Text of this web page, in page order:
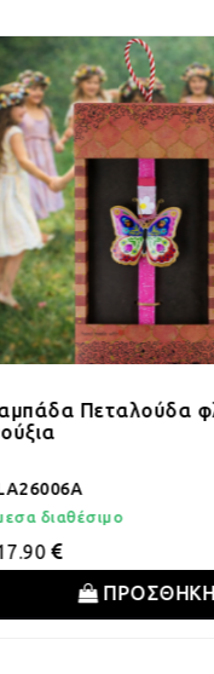
Πεταλούδα
διαθέσιμο
ΠΡΟΣΘΗΚΗ